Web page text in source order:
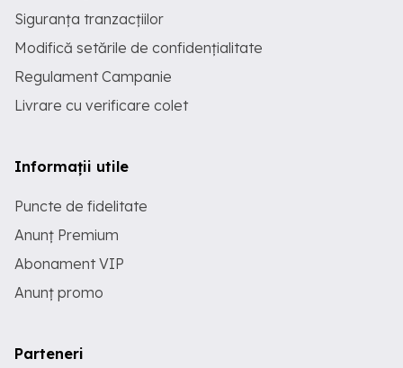
Siguranța tranzacțiilor
Modifică setările de confidențialitate
Regulament Campanie
Livrare cu verificare colet
Informații utile
Puncte de fidelitate
Anunț Premium
Abonament VIP
Anunț promo
Parteneri